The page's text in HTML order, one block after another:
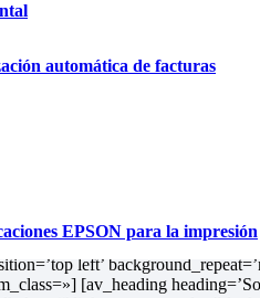
automática de facturas
EPSON para la impresión
src=’https://tecnofim.com/
attach=’scroll’
overlay_pattern=»
jlnff05e’] [av_one_half
highlight_size=’1.1′
left’
[av_heading